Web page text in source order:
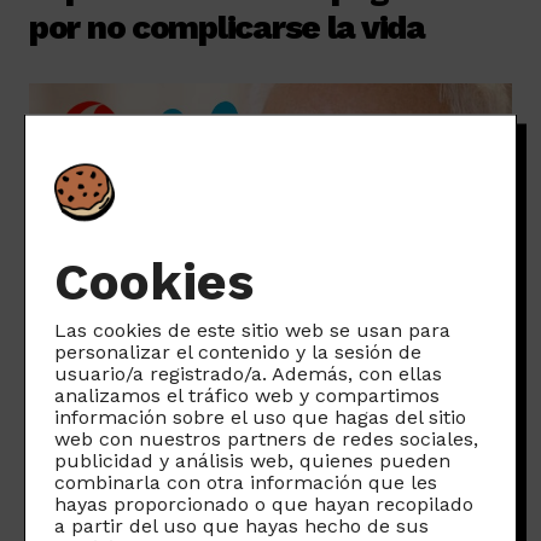
Cookies
Las cookies de este sitio web se usan para
personalizar el contenido y la sesión de
usuario/a registrado/a. Además, con ellas
analizamos el tráfico web y compartimos
información sobre el uso que hagas del sitio
web con nuestros partners de redes sociales,
publicidad y análisis web, quienes pueden
combinarla con otra información que les
hayas proporcionado o que hayan recopilado
a partir del uso que hayas hecho de sus
por no complicarse la vida
En cambio, si nos fijamos en
generaciones más avanzadas,
observamos que se produce el fenómeno
contrario. Padres, madres, abuelas y